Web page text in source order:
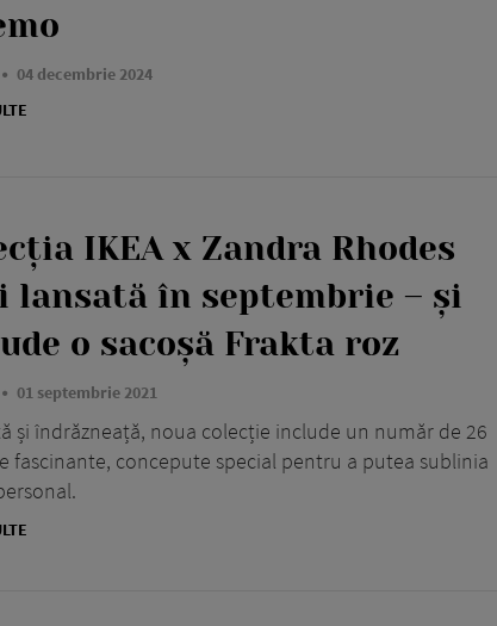
04 decembrie 2024
IKEA x Zandra Rhodes
lansată în septembrie – și
o sacoșă Frakta roz
01 septembrie 2021
și îndrăzneață, noua colecție include un număr de 26
fascinante, concepute special pentru a putea sublinia